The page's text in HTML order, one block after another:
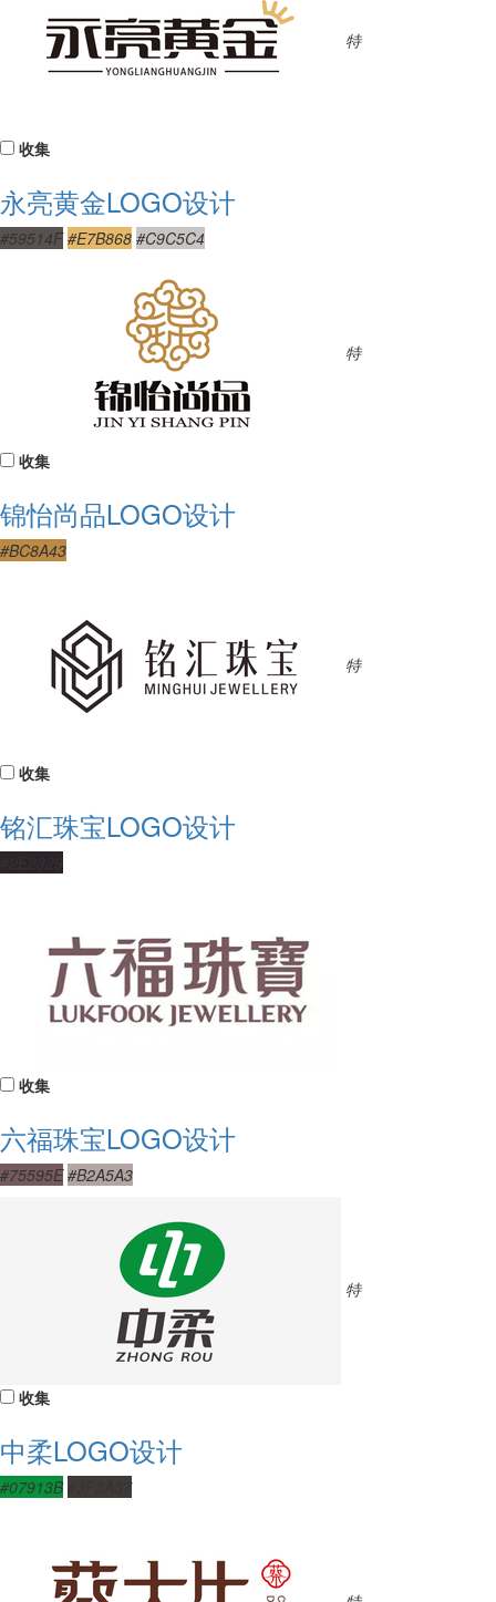
特
收集
永亮黄金LOGO设计
#59514F #E7B868 #C9C5C4
特
收集
锦怡尚品LOGO设计
#BC8A43
特
收集
铭汇珠宝LOGO设计
收集
六福珠宝LOGO设计
#75595E #B2A5A3
特
收集
中柔LOGO设计
#07913B